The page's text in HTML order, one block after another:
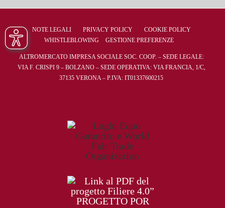
NOTE LEGALI PRIVACY POLICY
COOKIE POLICY
WHISTLEBLOWING
GESTIONE PREFERENZE
ALTROMERCATO IMPRESA SOCIALE SOC. COOP. – SEDE LEGALE:
VIA F. CRISPI 9 – BOLZANO – SEDE OPERATIVA: VIA FRANCIA, 1/C,
37135 VERONA – P.IVA: IT01337600215